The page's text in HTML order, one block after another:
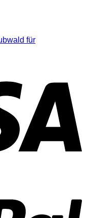
für